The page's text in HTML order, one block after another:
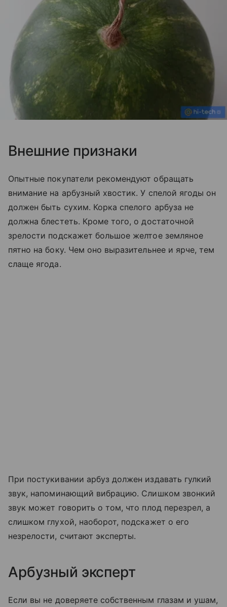
Внешние признаки
Опытные покупатели рекомендуют обращать
внимание на арбузный хвостик. У спелой ягоды он
должен быть сухим. Корка спелого арбуза не
должна блестеть. Кроме того, о достаточной
зрелости подскажет большое желтое земляное
пятно на боку. Чем оно выразительнее и ярче, тем
слаще ягода.
При постукивании арбуз должен издавать гулкий
звук, напоминающий вибрацию. Слишком звонкий
звук может говорить о том, что плод перезрел, а
слишком глухой, наоборот, подскажет о его
незрелости, считают эксперты.
Арбузный эксперт
Если вы не доверяете собственным глазам и ушам,